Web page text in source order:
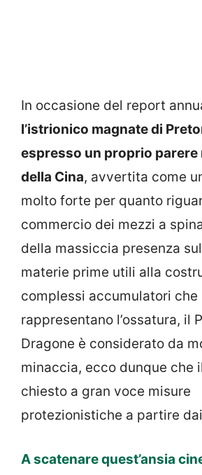
In occasione del report
l’istrionico magnate di
espresso un proprio
della Cina, avvertita come
molto forte per quanto
commercio dei mezzi a
della massiccia presenza
materie prime utili alla
complessi accumulatori che
rappresentano l’ossatura, il
Dragone è considerato da
minaccia, ecco dunque che
chiesto a gran voce misure
protezionistiche a partire
A scatenare quest’ansia